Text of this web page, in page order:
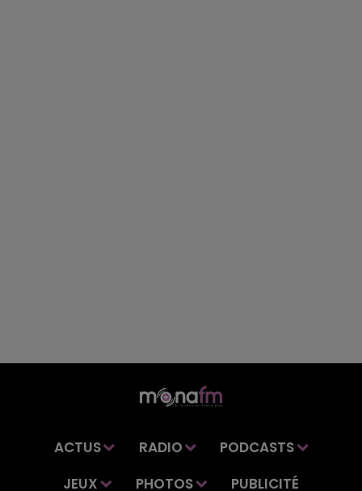
ACTUS RADIO
PODCASTS
JEUX
PHOTOS PUBLICITÉ